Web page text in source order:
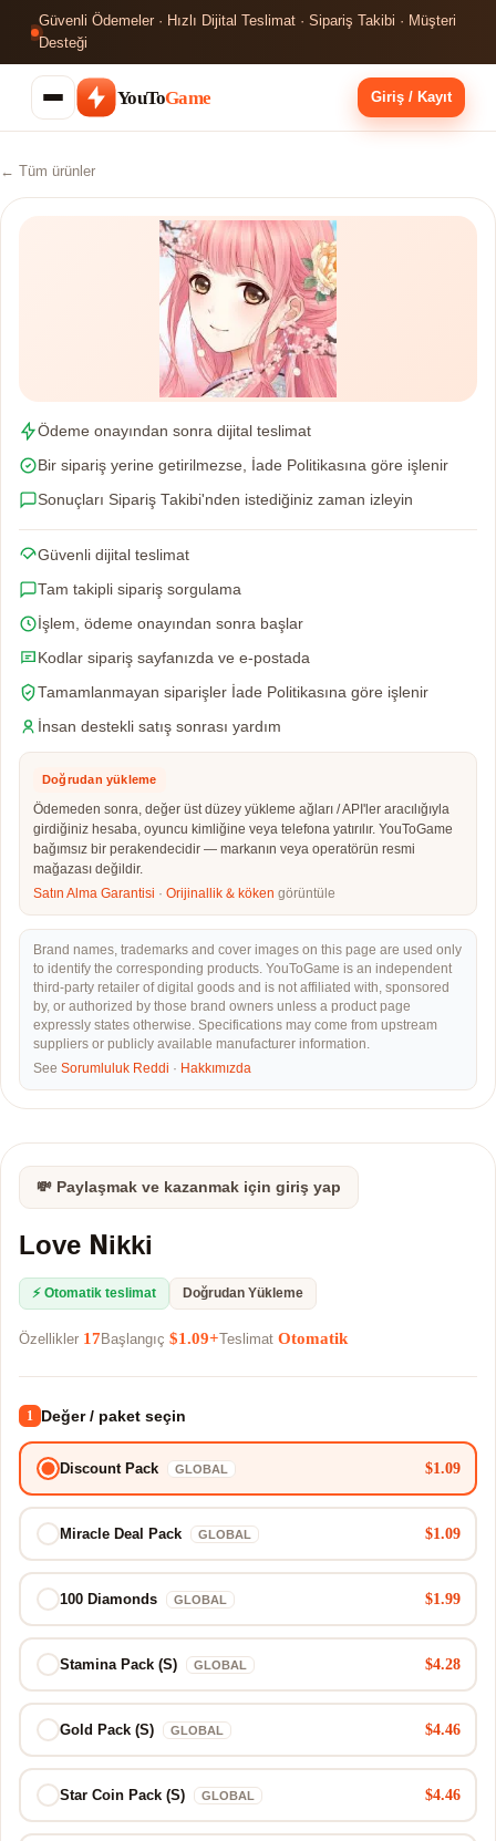
Güvenli Ödemeler · Hızlı Dijital Teslimat · Sipariş Takibi · Müşteri
Desteği
YouToGame Giriş / Kayıt
← Tüm ürünler
Ödeme onayından sonra dijital teslimat
Bir sipariş yerine getirilmezse, İade Politikasına göre işlenir
Sonuçları Sipariş Takibi'nden istediğiniz zaman izleyin
Güvenli dijital teslimat
Tam takipli sipariş sorgulama
İşlem, ödeme onayından sonra başlar
Kodlar sipariş sayfanızda ve e-postada
Tamamlanmayan siparişler İade Politikasına göre işlenir
İnsan destekli satış sonrası yardım
Doğrudan yükleme
Ödemeden sonra, değer üst düzey yükleme ağları / API'ler aracılığıyla
girdiğiniz hesaba, oyuncu kimliğine veya telefona yatırılır. YouToGame
bağımsız bir perakendecidir — markanın veya operatörün resmi
mağazası değildir.
Satın Alma Garantisi · Orijinallik & köken görüntüle
Brand names, trademarks and cover images on this page are used only
to identify the corresponding products. YouToGame is an independent
third-party retailer of digital goods and is not affiliated with, sponsored
by, or authorized by those brand owners unless a product page
expressly states otherwise. Specifications may come from upstream
suppliers or publicly available manufacturer information.
See Sorumluluk Reddi · Hakkımızda
💸 Paylaşmak ve kazanmak için giriş yap
Love Nikki
⚡ Otomatik teslimat Doğrudan Yükleme
Özellikler 17Başlangıç $1.09+Teslimat Otomatik
1 Değer / paket seçin
Discount Pack GLOBAL $1.09
Miracle Deal Pack GLOBAL $1.09
100 Diamonds GLOBAL $1.99
Stamina Pack (S) GLOBAL $4.28
Gold Pack (S) GLOBAL $4.46
Star Coin Pack (S) GLOBAL $4.46